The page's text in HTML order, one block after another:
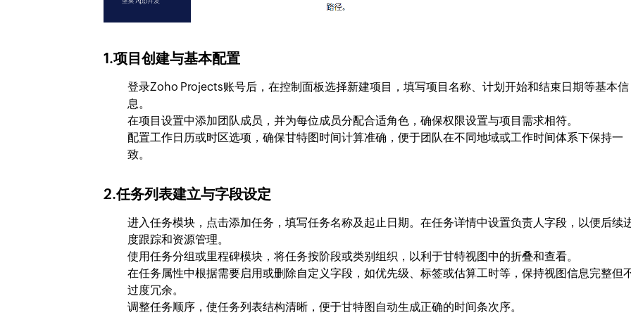
1.项目创建与基本配置
登录Zoho Projects账号后，在控制面板选择新建项目，填写项目名称、计划开始和结束日期等基本信
息。
在项目设置中添加团队成员，并为每位成员分配合适角色，确保权限设置与项目需求相符。
配置工作日历或时区选项，确保甘特图时间计算准确，便于团队在不同地域或工作时间体系下保持一
致。
2.任务列表建立与字段设定
进入任务模块，点击添加任务，填写任务名称及起止日期。在任务详情中设置负责人字段，以便后续
度跟踪和资源管理。
使用任务分组或里程碑模块，将任务按阶段或类别组织，以利于甘特视图中的折叠和查看。
在任务属性中根据需要启用或删除自定义字段，如优先级、标签或估算工时等，保持视图信息完整但
过度冗余。
调整任务顺序，使任务列表结构清晰，便于甘特图自动生成正确的时间条次序。